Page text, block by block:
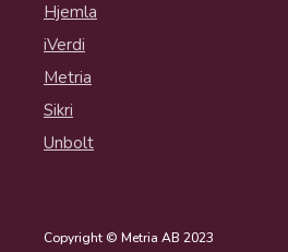
Hjemla
iVerdi
Metria
Sikri
Unbolt
Copyright © Metria AB 2023